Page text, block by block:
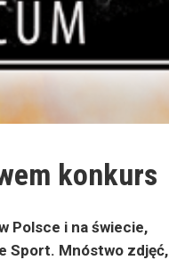
konkurs
Polsce i na świecie,
Sport. Mnóstwo zdjęć,